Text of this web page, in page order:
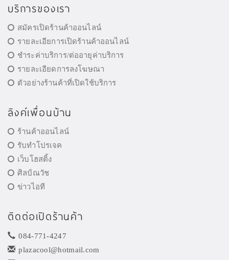
บริการของเรา
สมัครเปิดร้านค้าออนไลน์
รายละเอียการเปิดร้านค้าออนไลน์
ชำระค่าบริการ/ต่ออายุค่าบริการ
รายละเอียดการลงโฆษณา
ตัวอย่างร้านค้าที่เปิดใช้บริการ
ลิงค์เพื่อนบ้าน
ร้านค้าออนไลน์
รับทำโปรเจค
เว็บโฮสติ้ง
ศิลป์ณวัช
ข่าวไอที
ติดต่อเปิดร้านค้า
084-771-4247
plazacool@hotmail.com